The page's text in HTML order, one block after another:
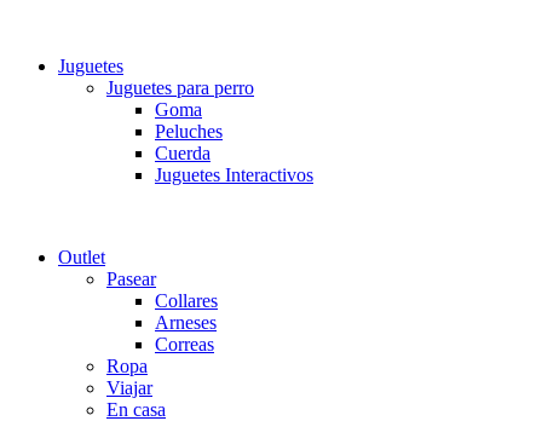
Juguetes
Juguetes para perro
Goma
Peluches
Cuerda
Juguetes Interactivos
Outlet
Pasear
Collares
Arneses
Correas
Ropa
Viajar
En casa